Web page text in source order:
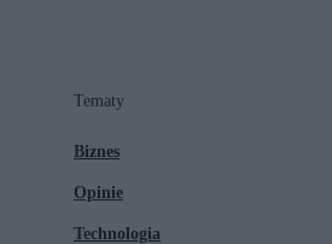
Tematy
Biznes
Opinie
Technologia